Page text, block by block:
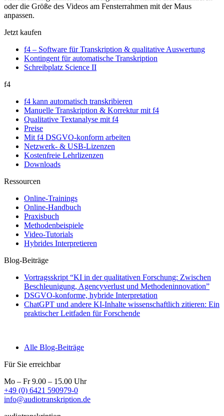
oder die Größe des Videos am Fensterrahmen mit der Maus
anpassen.
Jetzt kaufen
f4 – Software für Transkription & qualitative Auswertung
Kontingent für automatische Transkription
Schreibplatz Science II
f4
f4 kann automatisch transkribieren
Manuelle Transkription & Korrektur mit f4
Qualitative Textanalyse mit f4
Preise
Mit f4 DSGVO-konform arbeiten
Netzwerk- & USB-Lizenzen
Kostenfreie Lehrlizenzen
Downloads
Ressourcen
Online-Trainings
Online-Handbuch
Praxisbuch
Methodenbeispiele
Video-Tutorials
Hybrides Interpretieren
Blog-Beiträge
Vortragsskript “KI in der qualitativen Forschung: Zwischen
Beschleunigung, Agencyverlust und Methodeninnovation”
DSGVO-konforme, hybride Interpretation
ChatGPT und andere KI-Inhalte wissenschaftlich zitieren: Ein
praktischer Leitfaden für Forschende
Alle Blog-Beiträge
Für Sie erreichbar
Mo – Fr 9.00 – 15.00 Uhr
+49 (0) 6421 590979-0
info@audiotranskription.de